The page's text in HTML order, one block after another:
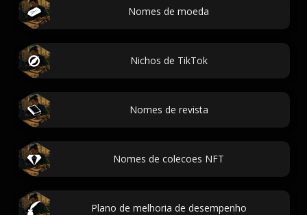
Nomes de moeda
Nichos de TikTok
Nomes de revista
Nomes de colecoes NFT
Plano de melhoria de desempenho